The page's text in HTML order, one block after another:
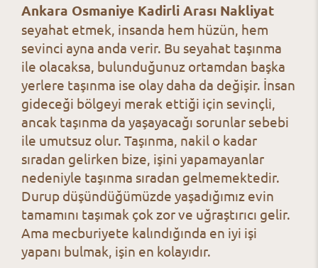
Ankara Osmaniye Kadirli Arası Nakliyat
seyahat etmek, insanda hem hüzün, hem
sevinci ayna anda verir. Bu seyahat taşınma
ile olacaksa, bulunduğunuz ortamdan başka
yerlere taşınma ise olay daha da değişir. İnsan
gideceği bölgeyi merak ettiği için sevinçli,
ancak taşınma da yaşayacağı sorunlar sebebi
ile umutsuz olur. Taşınma, nakil o kadar
sıradan gelirken bize, işini yapamayanlar
nedeniyle taşınma sıradan gelmemektedir.
Durup düşündüğümüzde yaşadığımız evin
tamamını taşımak çok zor ve uğraştırıcı gelir.
Ama mecburiyete kalındığında en iyi işi
yapanı bulmak, işin en kolayıdır.